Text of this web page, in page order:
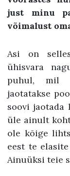
just minu
võimalust
Asi on
ühisvara
puhul, mil
jaotatakse
soovi jaotada
üle ainult
ole kõige
eest te
Ainuüksi teie